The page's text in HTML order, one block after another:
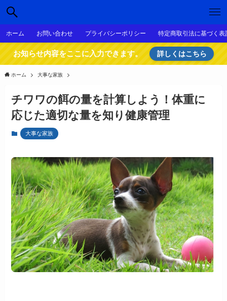
ホーム お問い合わせ プライバシーポリシー 特定商取引法に基づく表
お知らせ内容をここに入力できます。 詳しくはこちら
ホーム 大事な家族
チワワの餌の量を計算しよう！体重に
応じた適切な量を知り健康管理
大事な家族